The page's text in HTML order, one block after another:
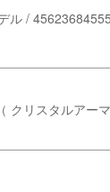
ル /
クリスタルアーマ